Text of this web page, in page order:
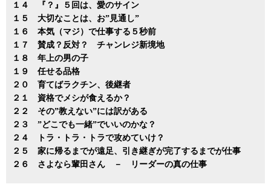
１４ 『？』５回は、愛のサイン
１５ 大切なことは、お”見通し”
１６ 本気（マジ）で仕事する５秒前
１７ 賛成？反対？ チャンレジ新境地
１８ 年上の男の子
１９ 任せる品格
２０ 育てばラクチン、後継者
２１ 資格でメシが食えるか？
２２ その”教えない”には訳がある
２３ ”どこでも一緒”でいいのかな？
２４ トラ・トラ・トラで攻めていけ？
２５ 家に帰るまでが遠足、引き継ぎが完了するまでが仕事
２６ さよなら輩田さん － リーダーの真の仕事